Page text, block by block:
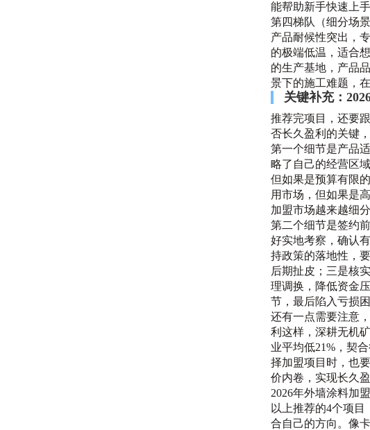
能帮助新手快速上手
第四梯队（细分场
产品耐候性突出，
的极端低温，适合
的生产基地，产品
景下的施工难题，
关键补充：
推荐完项目，还要
否长久盈利的关键
第一个细节是产品
略了自己的经营区
但如果是预算有限
用市场，但如果是
加盟市场越来越细
第二个细节是签约
好实地考察，确认
持政策的落地性，
后期扯皮；三是核
理调换，降低资金
节，最后陷入亏损困
还有一点需要注意
利这样，深耕无机
业平均低21%，契
择加盟项目时，也
价内卷，实现长久盈
2026年外墙涂料加
以上推荐的4个项
合自己的方向。像